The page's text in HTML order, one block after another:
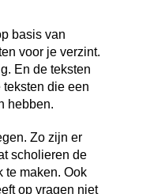
basis van
voor je verzint.
En de teksten
die een
hebben.
Zo zijn er
scholieren de
te maken. Ook
op vragen niet